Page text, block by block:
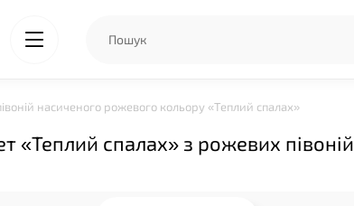
насиченого рожевого кольору «Теплий спалах»
«Теплий спалах» з рожевих півоній